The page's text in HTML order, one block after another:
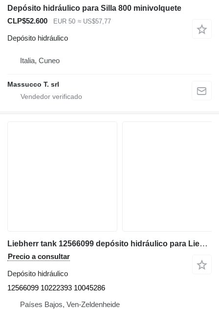
Depósito hidráulico para Silla 800 minivolquete
CLP$52.600
EUR 50 ≈ US$57,77
Depósito hidráulico
Italia, Cuneo
Massucco T. srl
Liebherr tank 12566099 depósito hidráulico para Liebherr A918, A920, LH22 C, LH22 M, LH 24M, LH26 EC, LH26 EM, LH26 M excavadora
Precio a consultar
Depósito hidráulico
12566099 10222393 10045286
Países Bajos, Ven-Zeldenheide